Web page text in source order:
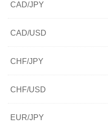
CAD/JPY
CAD/USD
CHF/JPY
CHF/USD
EUR/JPY